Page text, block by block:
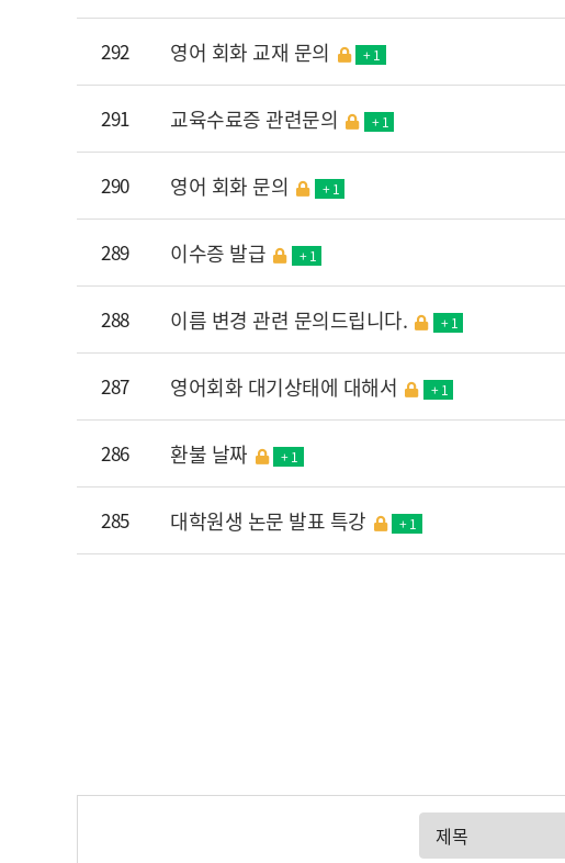
292 영어 회화 교재 문의 + 1
291 교육수료증 관련문의 + 1
290 영어 회화 문의 + 1
289 이수증 발급 + 1
288 이름 변경 관련 문의드립니다. + 1
287 영어회화 대기상태에 대해서 + 1
286 환불 날짜 + 1
285 대학원생 논문 발표 특강 + 1